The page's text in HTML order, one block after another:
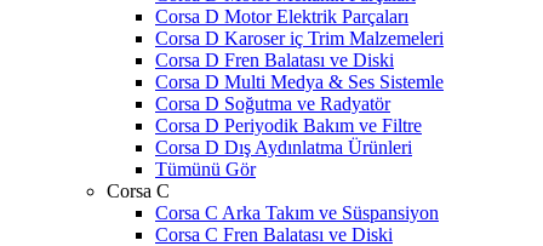
Corsa D Motor Elektrik Parçaları
Corsa D Karoser iç Trim Malzemeleri
Corsa D Fren Balatası ve Diski
Corsa D Multi Medya & Ses Sistemle
Corsa D Soğutma ve Radyatör
Corsa D Periyodik Bakım ve Filtre
Corsa D Dış Aydınlatma Ürünleri
Tümünü Gör
Corsa C
Corsa C Arka Takım ve Süspansiyon
Corsa C Fren Balatası ve Diski